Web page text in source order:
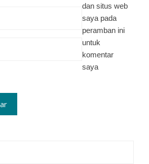
dan situs web
saya pada
peramban ini
untuk
komentar
saya